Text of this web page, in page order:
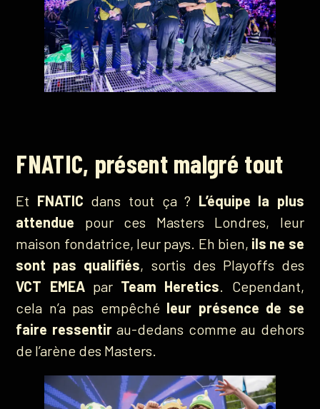
FNATIC, présent malgré tout
Et FNATIC dans tout ça ? L’équipe la plus
attendue pour ces Masters Londres, leur
maison fondatrice, leur pays. Eh bien, ils ne se
sont pas qualifiés, sortis des Playoffs des
VCT EMEApar Team Heretics. Cependant,
cela n’a pas empêché leur présence de se
faire ressentirau-dedans comme au dehors
de l’arène des Masters.